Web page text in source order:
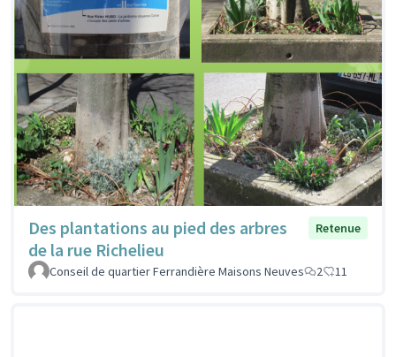
Des plantations au pied des arbres
de la rue Richelieu
Retenue
Conseil de quartier Ferrandière Maisons Neuves 2 11